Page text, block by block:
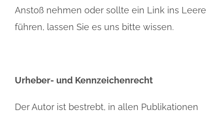
Anstoß nehmen oder sollte ein Link ins Leere
führen, lassen Sie es uns bitte wissen.
Urheber- und Kennzeichenrecht
Der Autor ist bestrebt, in allen Publikationen